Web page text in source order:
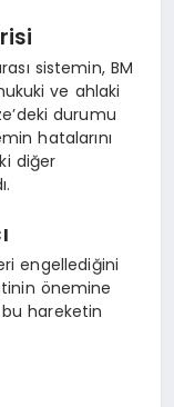
sistemin, BM
ve ahlaki
durumu
hatalarını
diğer
engellediğini
önemine
bu hareketin